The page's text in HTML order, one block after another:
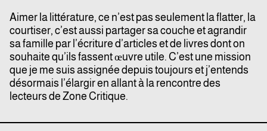
Aimer la littérature, ce n’est pas seulement la flatter, la
courtiser, c’est aussi partager sa couche et agrandir
sa famille par l’écriture d’articles et de livres dont on
souhaite qu’ils fassent œuvre utile. C’est une mission
que je me suis assignée depuis toujours et j’entends
désormais l’élargir en allant à la rencontre des
lecteurs de Zone Critique.